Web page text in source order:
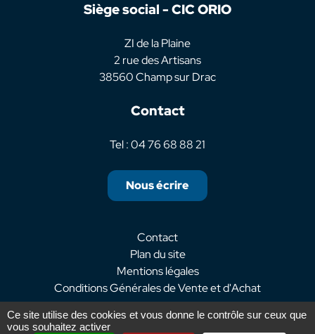
Ce site utilise des cookies et vous donne le contrôle sur ceux que
vous souhaitez activer
Siège social - CIC ORIO
ZI de la Plaine
2 rue des Artisans
38560 Champ sur Drac
Contact
Tel : 04 76 68 88 21
Nous écrire
Contact
Plan du site
Mentions légales
Conditions Générales de Vente et d'Achat
Réalisation :